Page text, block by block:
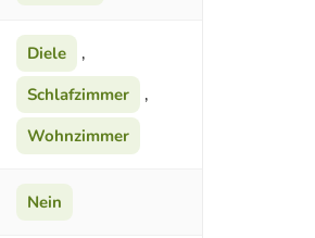
Diele
,
Schlafzimmer
,
Wohnzimmer
Nein